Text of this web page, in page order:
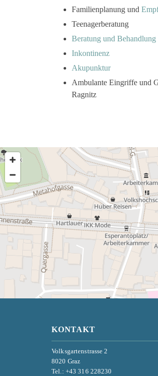
Familienplanung und
Teenagerberatung
Beratung und Behandlung
Inkontinenz
Akupunktur
Ambulante Eingriffe und
Ragnitz
KONTAKT
Volksgartenstrasse 2
8020 Graz
Tel.: +43 316 228230